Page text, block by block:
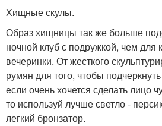
Хищные скулы.
Образ хищницы так же больше
ночной клуб с подружкой, чем для
вечеринки. От жесткого
румян для того, чтобы
если очень хочется сделать лицо
то используй лучше светло -
легкий бронзатор.